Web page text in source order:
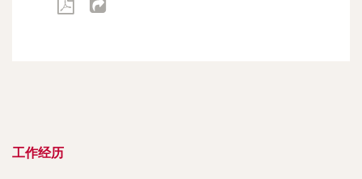
工作经历